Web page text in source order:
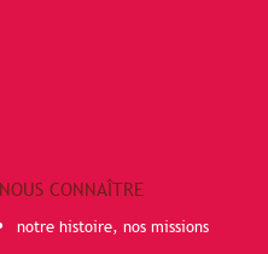
NOUS CONNAÎTRE
notre histoire, nos missions